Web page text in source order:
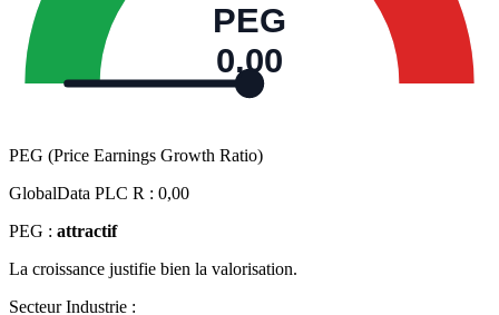
PEG
0,00
PEG (Price Earnings Growth Ratio)
GlobalData PLC R : 0,00
PEG : attractif
La croissance justifie bien la valorisation.
Secteur Industrie :